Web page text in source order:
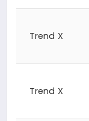
Trend X
Trend X